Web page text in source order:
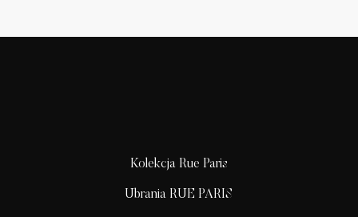
Kolekcja Rue Paris
Ubrania RUE PARIS